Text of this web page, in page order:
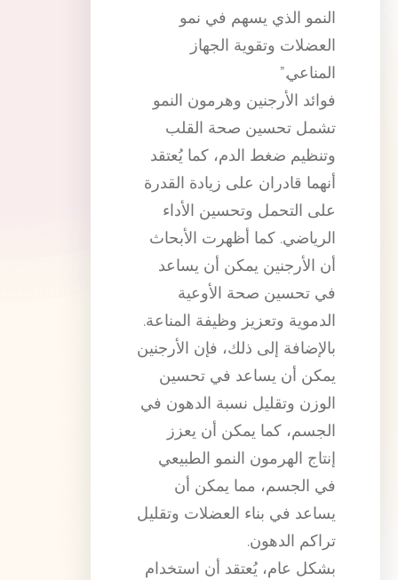
النمو الذي يسهم في نمو
العضلات وتقوية الجهاز
المناعي.”
فوائد الأرجنين وهرمون النمو
تشمل تحسين صحة القلب
وتنظيم ضغط الدم، كما يُعتقد
أنهما قادران على زيادة القدرة
على التحمل وتحسين الأداء
الرياضي. كما أظهرت الأبحاث
أن الأرجنين يمكن أن يساعد
في تحسين صحة الأوعية
الدموية وتعزيز وظيفة المناعة.
بالإضافة إلى ذلك، فإن الأرجنين
يمكن أن يساعد في تحسين
الوزن وتقليل نسبة الدهون في
الجسم، كما يمكن أن يعزز
إنتاج الهرمون النمو الطبيعي
في الجسم، مما يمكن أن
يساعد في بناء العضلات وتقليل
تراكم الدهون.
بشكل عام، يُعتقد أن استخدام